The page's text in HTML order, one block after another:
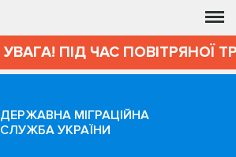
УВАГА! ПІД ЧАС ПОВІТРЯНОЇ
ДЕРЖАВНА МІГРАЦІЙНА
СЛУЖБА УКРАЇНИ